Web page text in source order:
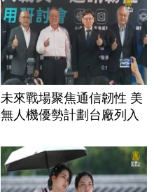
未來戰場聚焦通信韌性 美
無人機優勢計劃台廠列入